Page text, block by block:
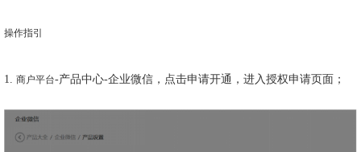
操作指引
1. 商户平台-产品中心-企业微信，点击申请开通，进入授权申请页面；